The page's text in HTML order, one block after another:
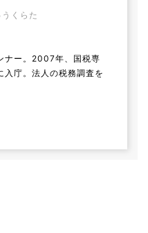
くらた
ナー。2007年、国税専
入庁。法人の税務調査を